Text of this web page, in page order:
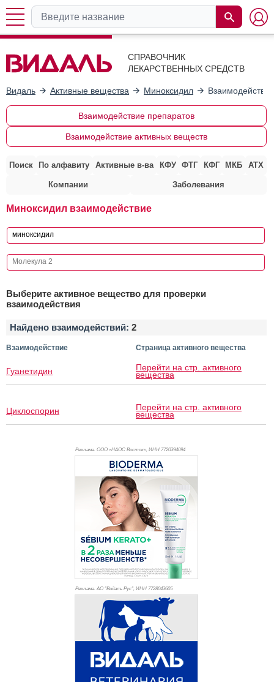
СПРАВОЧНИК
ЛЕКАРСТВЕННЫХ СРЕДСТВ
Видаль Активные вещества Миноксидил
Взаимодействие препаратов
Взаимодействие активных веществ
Поиск По алфавиту Активные в-ва КФУ ФТГ КФГ МКБ АТХ
Компании Заболевания
Миноксидил взаимодействие
Выберите активное вещество для проверки
взаимодействия
Найдено взаимодействий: 2
Взаимодействие Страница активного вещества
Гуанетидин Перейти на стр. активного
вещества
Циклоспорин Перейти на стр. активного
вещества
Реклама. ООО «НАОС Восток», ИНН 7720394094
Реклама. АО "Видаль Рус", ИНН 7728043605